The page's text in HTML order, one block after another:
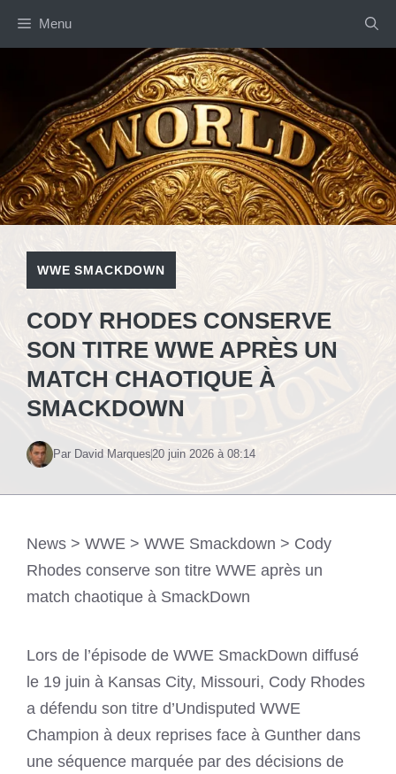
Menu
WWE SMACKDOWN
CODY RHODES CONSERVE
SON TITRE WWE APRÈS UN
MATCH CHAOTIQUE À
SMACKDOWN
Par David Marques20 juin 2026 à 08:14
News > WWE > WWE Smackdown > Cody
Rhodes conserve son titre WWE après un
match chaotique à SmackDown
Lors de l’épisode de WWE SmackDown diffusé
le 19 juin à Kansas City, Missouri, Cody Rhodes
a défendu son titre d’Undisputed WWE
Champion à deux reprises face à Gunther dans
une séquence marquée par des décisions de